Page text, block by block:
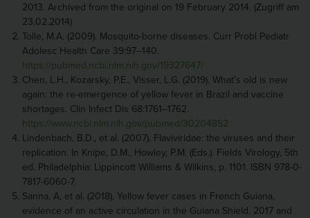
2013. Archived from the original on 19 February 2014. (Zugriff am
23.02.2014)
Tolle, M.A. (2009). Mosquito-borne diseases. Curr Probl Pediatr
Adolesc Health Care 39:97–140.
https://pubmed.ncbi.nlm.nih.gov/19327647/
Chen, L.H., Kozarsky, P.E., Visser, L.G. (2019). What’s old is new
again: the re-emergence of yellow fever in Brazil and vaccine
shortages. Clin Infect Dis 68:1761–1762.
https://www.ncbi.nlm.nih.gov/pubmed/30204852
Lindenbach, B.D., et al. (2007). Flaviviridae: the viruses and their
replication. In Knipe, D.M., Howley, P.M. (Eds.). Fields Virology, 5th
ed. Philadelphia: Lippincott Williams & Wilkins, p. 1101. ISBN 978-0-
7817-6060-7.
Sanna, A, et al. (2018). Yellow fever cases in French Guiana,
evidence of an active circulation in the Guiana Shield, 2017 and